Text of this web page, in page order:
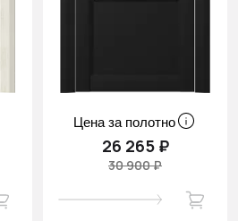
Цена за полотно
26 265 ₽
30 900 ₽